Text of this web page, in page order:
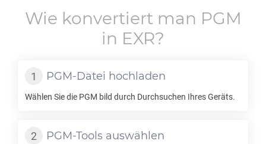
Wie konvertiert man PGM
in EXR?
PGM-Datei hochladen
Wählen Sie die PGM bild durch Durchsuchen Ihres Geräts.
PGM-Tools auswählen